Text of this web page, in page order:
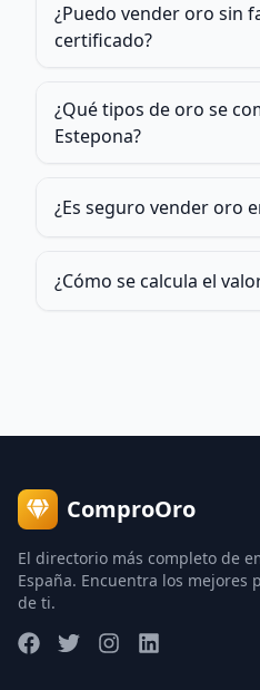
¿Puedo vender oro sin
certificado?
¿Qué tipos de oro se
Estepona?
¿Es seguro vender oro
¿Cómo se calcula el
ComproOro
El directorio más completo de
España. Encuentra los mejores
de ti.